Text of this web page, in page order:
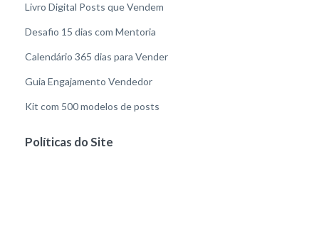
Livro Digital Posts que Vendem
Desafio 15 dias com Mentoria
Calendário 365 dias para Vender
Guia Engajamento Vendedor
Kit com 500 modelos de posts
Políticas do Site